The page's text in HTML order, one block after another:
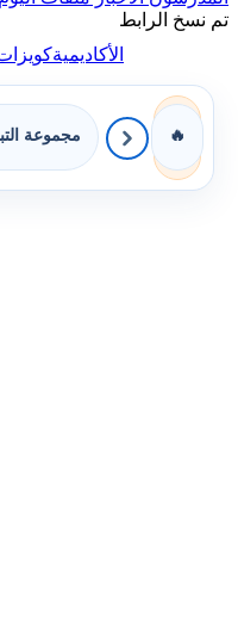
تم نسخ الرابط
الأكاديمية
🔥 مجموعة